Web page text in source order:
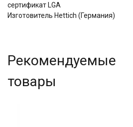
сертификат LGA
Изготовитель Hettich (Германия)
Рекомендуемые
товары